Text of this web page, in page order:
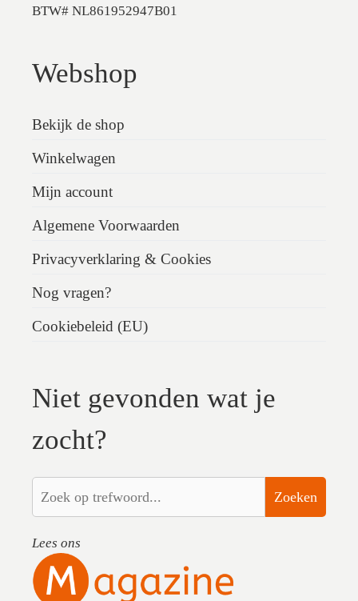
BTW# NL861952947B01
Webshop
Bekijk de shop
Winkelwagen
Mijn account
Algemene Voorwaarden
Privacyverklaring & Cookies
Nog vragen?
Cookiebeleid (EU)
Niet gevonden wat je
zocht?
Zoeken
Lees ons